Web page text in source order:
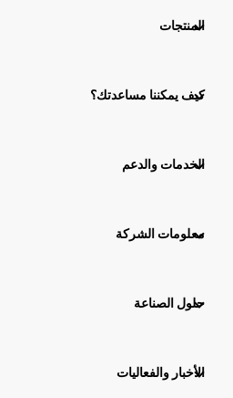
المنتجات
كيف يمكننا مساعدتك؟
الخدمات والدعم
معلومات الشركة
حلول الصناعة
الأخبار والفعاليات